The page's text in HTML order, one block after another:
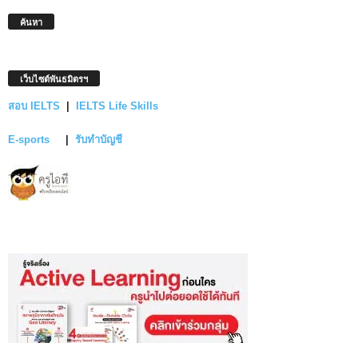
ค้นหา
เว็บไซต์พันธมิตรฯ
สอบ IELTS IELTS Life Skills
E-sports รับทำบัญชี